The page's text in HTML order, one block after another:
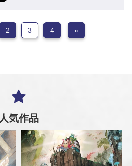
2 3 4 »
人気作品